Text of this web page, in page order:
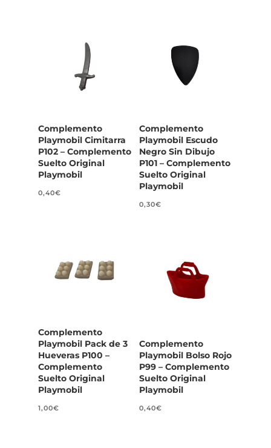
Complemento
Playmobil Cimitarra
P102 – Complemento
Suelto Original
Playmobil
0,40€
Complemento
Playmobil Escudo
Negro Sin Dibujo
P101 – Complemento
Suelto Original
Playmobil
0,30€
Complemento
Playmobil Pack de 3
Hueveras P100 –
Complemento
Suelto Original
Playmobil
1,00€
Complemento
Playmobil Bolso Rojo
P99 – Complemento
Suelto Original
Playmobil
0,40€